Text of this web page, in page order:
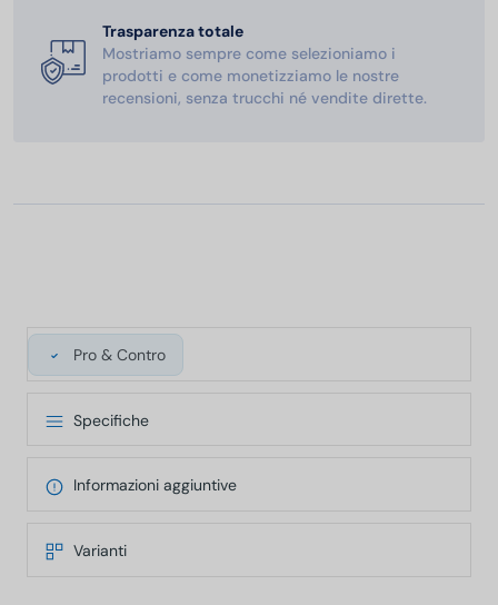
Trasparenza totale
Mostriamo sempre come selezioniamo i
prodotti e come monetizziamo le nostre
recensioni, senza trucchi né vendite dirette.
Pro & Contro
Specifiche
Informazioni aggiuntive
Varianti